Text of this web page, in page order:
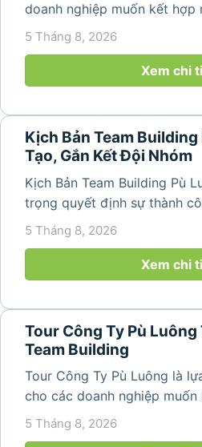
doanh nghiệp muốn kết hợp
nhân viên và xây dựng tinh
núi rừng hùng vĩ, không khí...
5 Tháng 8, 2026
Xem chi
Kịch Bản Team
Tạo, Gắn Kết Đội Nhóm
Kịch Bản Team Building Pù
trọng quyết định sự thành
trình du lịch doanh nghiệp.
dựng bài bản không chỉ
giây vui vẻ, sôi động mà
5 Tháng 8, 2026
Xem chi
Tour Công Ty Pù Luông
Team Building
Tour Công Ty Pù Luông là
cho các doanh nghiệp
team building và gắn kết tập
5 Tháng 8, 2026